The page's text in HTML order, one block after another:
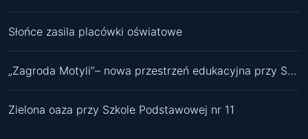
Słońce zasila placówki oświatowe
„Zagroda Motyli”– nowa przestrzeń edukacyjna przy SP 11
Zielona oaza przy Szkole Podstawowej nr 11